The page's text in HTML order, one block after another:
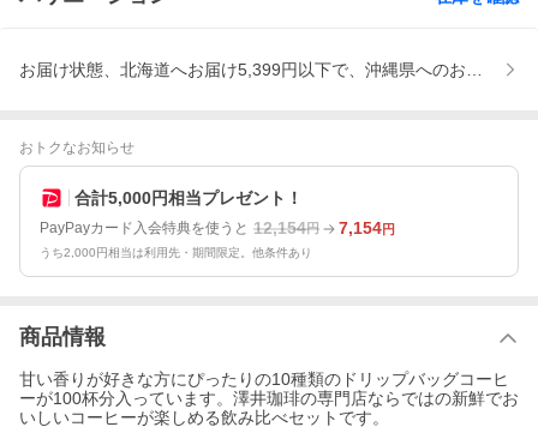
お届け状態、北海道へお届け5,399円以下で、沖縄県へのお届けは
おトクなお知らせ
合計5,000円相当プレゼント！
PayPayカード入会特典を使うと 12,154円 7,154円
うち2,000円相当は利用先・期間限定。他条件あり
商品情報
甘い香りが好きな方にぴったりの10種類のドリップバッグコーヒ
ーが100杯分入っています。澤井珈琲の専門店ならではの新鮮でお
いしいコーヒーが楽しめる飲み比べセットです。